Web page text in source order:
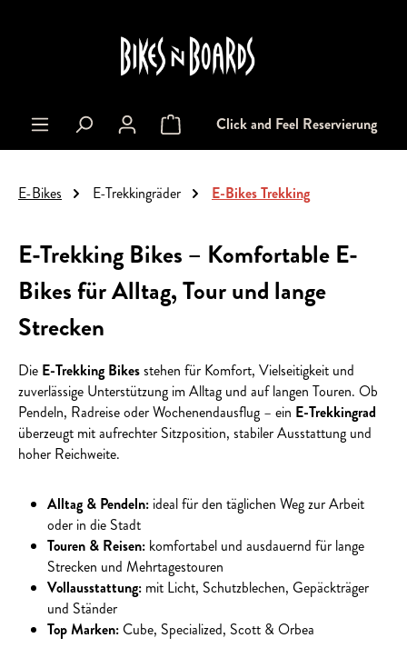
Warenkorb enthält 0 Positionen. Der
Click and Feel Reservierung
E-Bikes E-Trekkingräder E-Bikes Trekking
E-Trekking Bikes – Komfortable E-
Bikes für Alltag, Tour und lange
Strecken
Die E-Trekking Bikesstehen für Komfort, Vielseitigkeit und
zuverlässige Unterstützung im Alltag und auf langen Touren. Ob
Pendeln, Radreise oder Wochenendausflug – ein E-Trekkingrad
überzeugt mit aufrechter Sitzposition, stabiler Ausstattung und
hoher Reichweite.
Alltag & Pendeln: ideal für den täglichen Weg zur Arbeit
oder in die Stadt
Touren & Reisen: komfortabel und ausdauernd für lange
Strecken und Mehrtagestouren
Vollausstattung: mit Licht, Schutzblechen, Gepäckträger
und Ständer
Top Marken:Cube, Specialized, Scott & Orbea